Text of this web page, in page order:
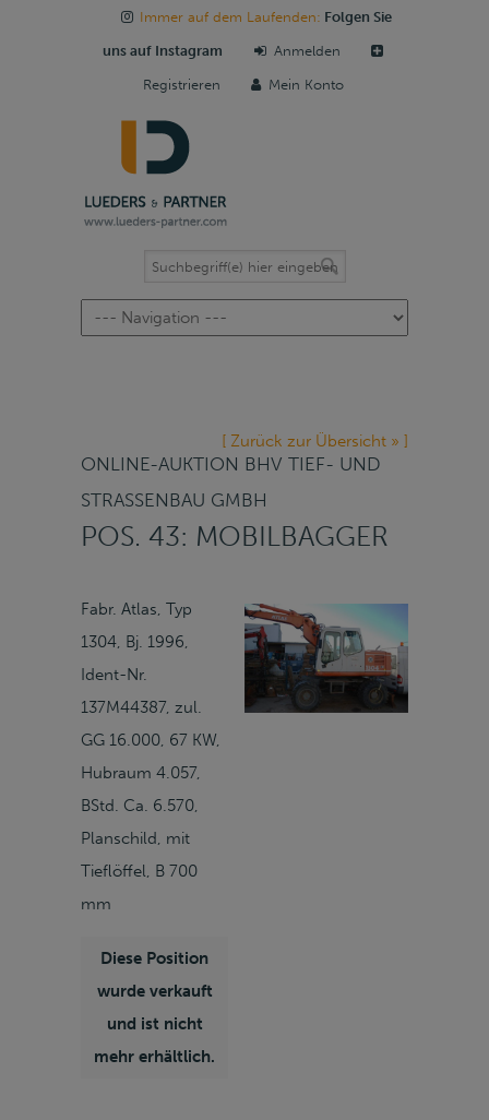
Immer auf dem Laufenden: Folgen Sie
uns auf Instagram Anmelden
Registrieren Mein Konto
Navigation
[ Zurück zur Übersicht » ]
ONLINE-AUKTION BHV TIEF- UND
STRASSENBAU GMBH
POS. 43: MOBILBAGGER
Fabr. Atlas, Typ
1304, Bj. 1996,
Ident-Nr.
137M44387, zul.
GG 16.000, 67 KW,
Hubraum 4.057,
BStd. Ca. 6.570,
Planschild, mit
Tieflöffel, B 700
mm
Diese Position
wurde verkauft
und ist nicht
mehr erhältlich.